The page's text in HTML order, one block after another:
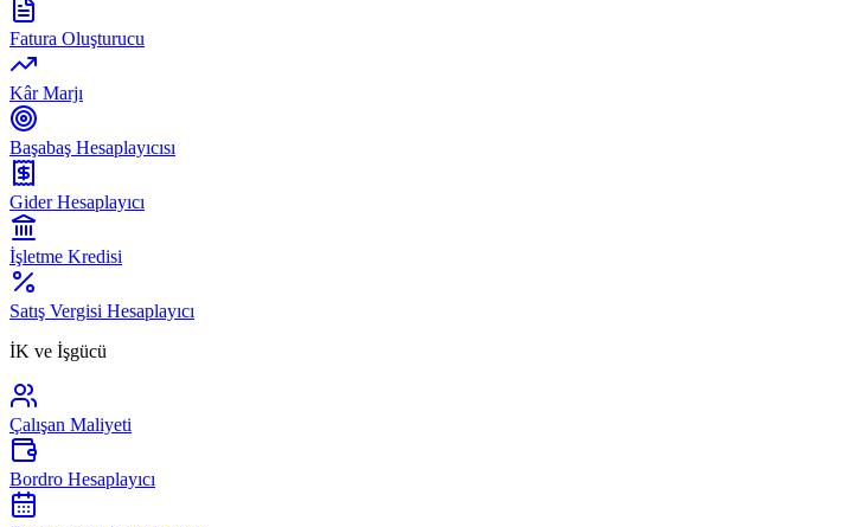
Fatura Oluşturucu
Kâr Marjı
Başabaş Hesaplayıcısı
Gider Hesaplayıcı
İşletme Kredisi
Satış Vergisi Hesaplayıcı
İK ve İşgücü
Çalışan Maliyeti
Bordro Hesaplayıcı